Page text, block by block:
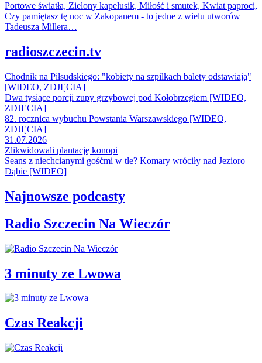
Portowe światła, Zielony kapelusik, Miłość i smutek, Kwiat paproci,
Czy pamiętasz tę noc w Zakopanem - to jedne z wielu utworów
Tadeusza Millera…
radioszczecin.tv
Chodnik na Piłsudskiego: "kobiety na szpilkach balety odstawiają"
[WIDEO, ZDJĘCIA]
Dwa tysiące porcji zupy grzybowej pod Kołobrzegiem [WIDEO,
ZDJECIA]
82. rocznica wybuchu Powstania Warszawskiego [WIDEO,
ZDJĘCIA]
31.07.2026
Zlikwidowali plantację konopi
Seans z niechcianymi gośćmi w tle? Komary wróciły nad Jezioro
Dąbie [WIDEO]
Najnowsze podcasty
Radio Szczecin Na Wieczór
3 minuty ze Lwowa
Czas Reakcji